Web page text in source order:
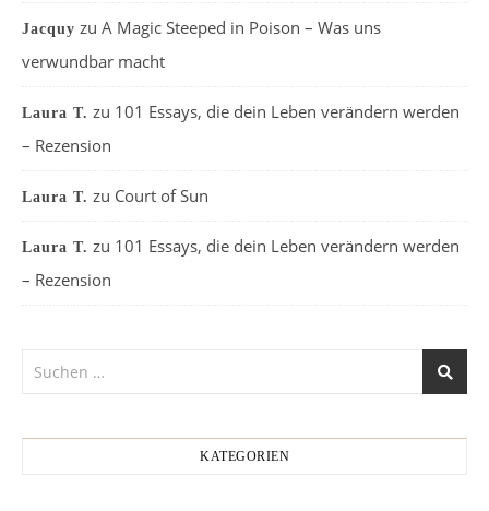
Jacquy zu A Magic Steeped in Poison – Was uns
verwundbar macht
Laura T. zu 101 Essays, die dein Leben verändern werden
– Rezension
Laura T. zu Court of Sun
Laura T. zu 101 Essays, die dein Leben verändern werden
– Rezension
KATEGORIEN